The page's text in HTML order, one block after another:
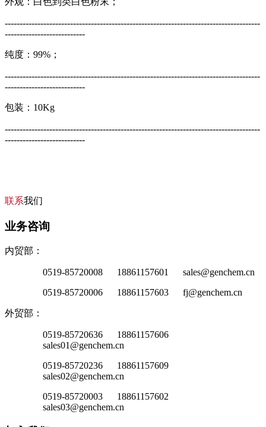
--------------------------------------------------------------------------------------
---------------------------
纯度：99%；
--------------------------------------------------------------------------------------
---------------------------
包装：10Kg
--------------------------------------------------------------------------------------
---------------------------
联系我们
业务咨询
内贸部：
0519-85720008 18861157601 sales@genchem.cn
0519-85720006 18861157603 fj@genchem.cn
外贸部：
0519-85720636 18861157606
sales01@genchem.cn
0519-85720236 18861157609
sales02@genchem.cn
0519-85720003 18861157602
sales03@genchem.cn